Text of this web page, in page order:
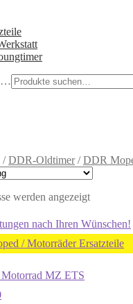
/DDR-Oldtimer/DDR
werden angezeigt
nach Ihren Wünschen!
/ Motorräder Ersatzteile
MZ ETS